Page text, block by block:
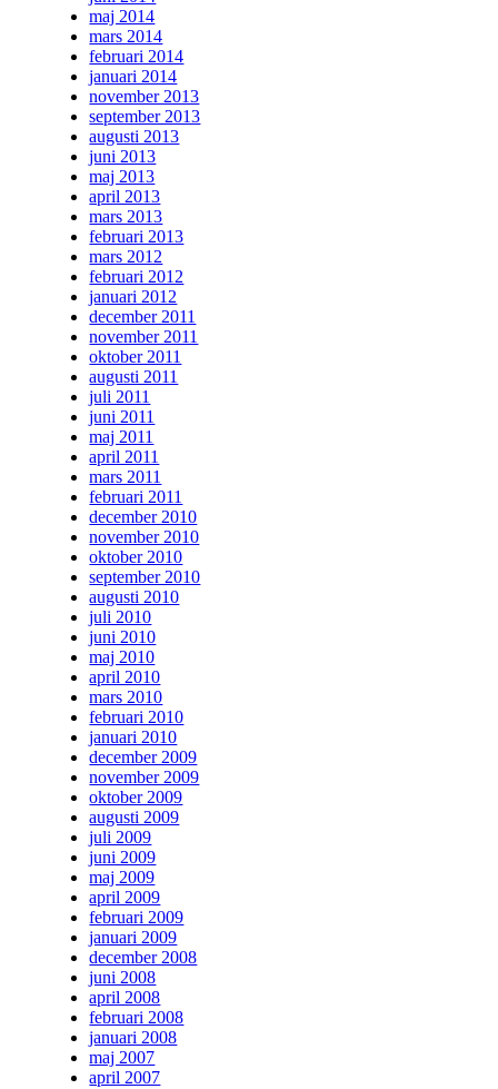
maj 2014
mars 2014
februari 2014
januari 2014
november 2013
september 2013
augusti 2013
juni 2013
maj 2013
april 2013
mars 2013
februari 2013
mars 2012
februari 2012
januari 2012
december 2011
november 2011
oktober 2011
augusti 2011
juli 2011
juni 2011
maj 2011
april 2011
mars 2011
februari 2011
december 2010
november 2010
oktober 2010
september 2010
augusti 2010
juli 2010
juni 2010
maj 2010
april 2010
mars 2010
februari 2010
januari 2010
december 2009
november 2009
oktober 2009
augusti 2009
juli 2009
juni 2009
maj 2009
april 2009
februari 2009
januari 2009
december 2008
juni 2008
april 2008
februari 2008
januari 2008
maj 2007
april 2007